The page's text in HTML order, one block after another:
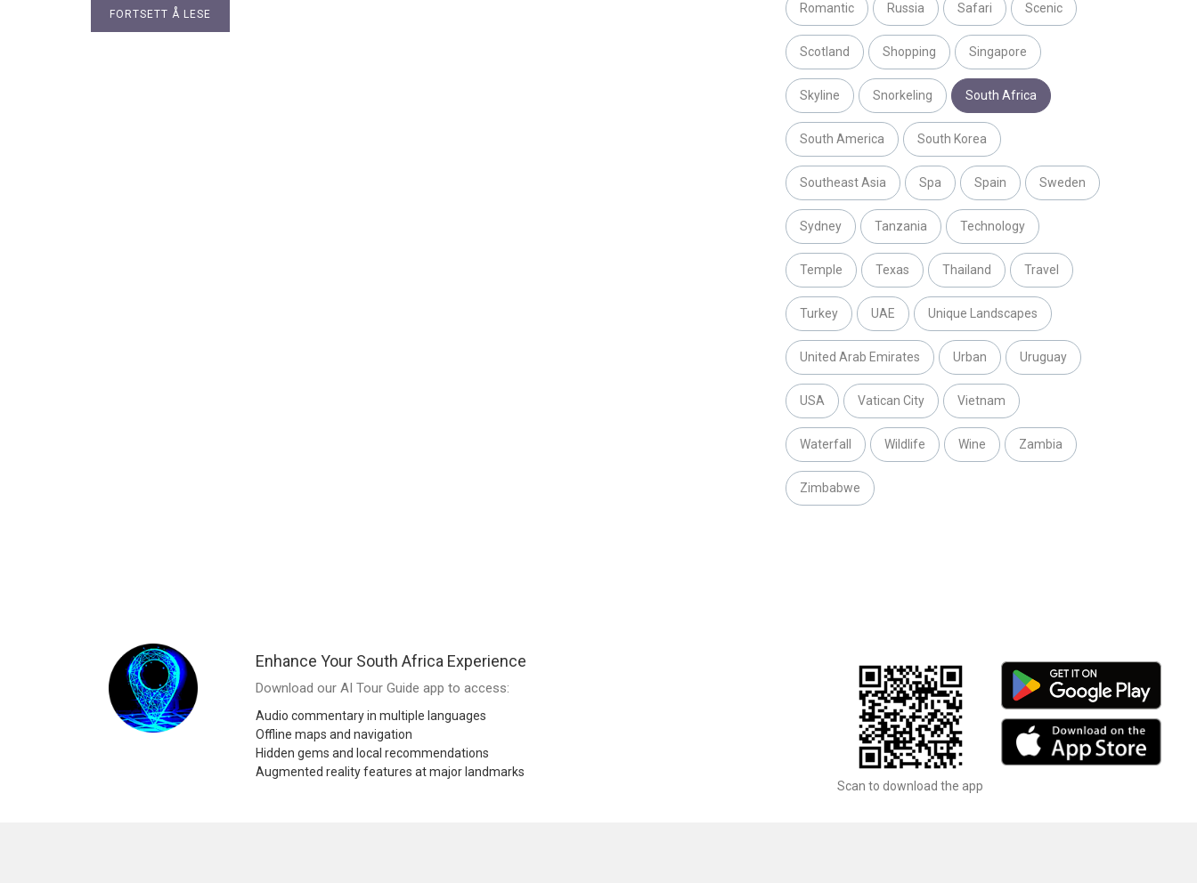
FORTSETT Å LESE Romantic Russia Safari Scenic
Scotland Shopping Singapore
Skyline Snorkeling South Africa
South America South Korea
Southeast Asia Spa Spain Sweden
Sydney Tanzania Technology
Temple Texas Thailand Travel
Turkey UAE Unique Landscapes
United Arab Emirates Urban Uruguay
USA Vatican City Vietnam
Waterfall Wildlife Wine Zambia
Zimbabwe
Enhance Your South Africa Experience
Download our AI Tour Guide app to access:
Audio commentary in multiple languages
Offline maps and navigation
Hidden gems and local recommendations
Augmented reality features at major landmarks
Scan to download the app